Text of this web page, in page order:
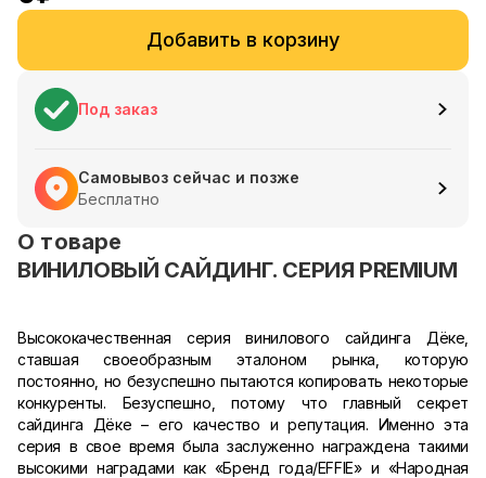
Добавить в корзину
Под заказ
Самовывоз сейчас и позже
Бесплатно
О товаре
ВИНИЛОВЫЙ САЙДИНГ. СЕРИЯ PREMIUM
Высококачественная серия винилового сайдинга Дёке,
ставшая своеобразным эталоном рынка, которую
постоянно, но безуспешно пытаются копировать некоторые
конкуренты. Безуспешно, потому что главный секрет
сайдинга Дёке – его качество и репутация. Именно эта
серия в свое время была заслуженно награждена такими
высокими наградами как «Бренд года/EFFIE» и «Народная